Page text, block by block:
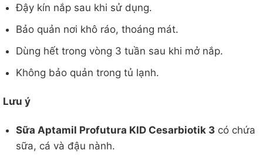
Đậy kín nắp sau khi sử dụng.
Bảo quản nơi khô ráo, thoáng mát.
Dùng hết trong vòng 3 tuần sau khi mở nắp.
Không bảo quản trong tủ lạnh.
Lưu ý
Sữa Aptamil Profutura KID Cesarbiotik 3 có chứa
sữa, cá và đậu nành.